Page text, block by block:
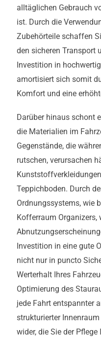
alltäglichen Gebrauch
ist. Durch die
Zubehörteile schaffen
den sicheren Transport
Investition in
amortisiert sich somit
Komfort und eine
Darüber hinaus schont
die Materialien im
Gegenstände, die
rutschen, verursachen
Teppichboden. Durch
Ordnungssystems, wie
Kofferraum Organizers,
Investition in eine gute
nicht nur in puncto
Werterhalt Ihres
Optimierung des
jede Fahrt entspannter
strukturierter
wider, die Sie der